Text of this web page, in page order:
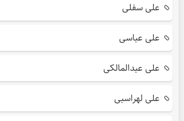
علی سفلی
علی عباسی
علی عبدالمالکی
علی لهراسبی